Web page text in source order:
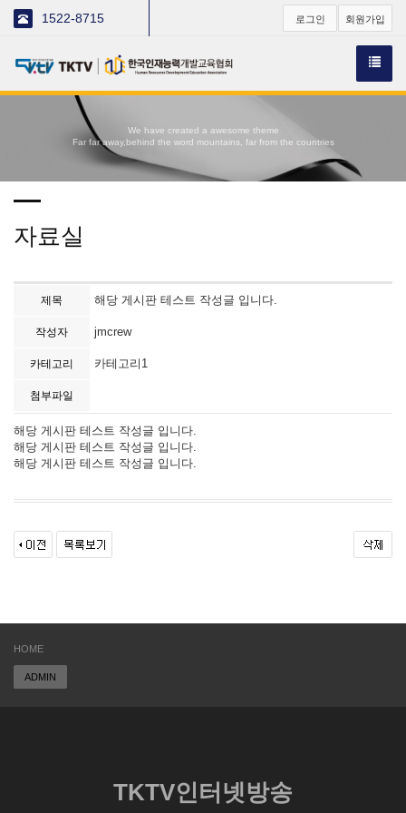
1522-8715 로그인 회원가입
We have created a awesome theme
Far far away,behind the word mountains, far from the countries
자료실
제목 해당 게시판 테스트 작성글 입니다.
작성자 jmcrew
카테고리 카테고리1
첨부파일
해당 게시판 테스트 작성글 입니다.
해당 게시판 테스트 작성글 입니다.
해당 게시판 테스트 작성글 입니다.
HOME
ADMIN
TKTV인터넷방송